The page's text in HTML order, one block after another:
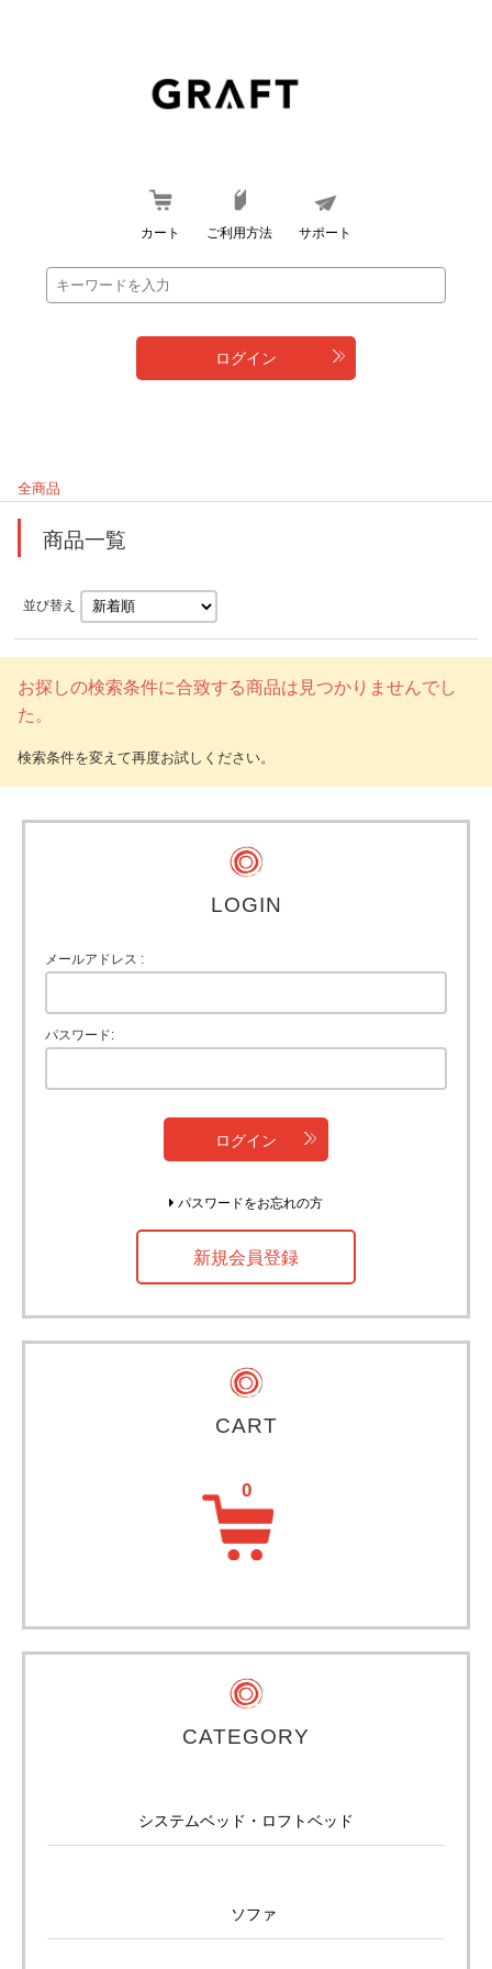
カート ご利用方法 サポート
ログイン
全商品
商品一覧
並び替え
お探しの検索条件に合致する商品は見つかりませんでし
た。
LOGIN
メールアドレス
パスワード
ログイン
パスワードをお忘れの方
新規会員登録
CART
CATEGORY
システムベッド・ロフトベッド
ソファ